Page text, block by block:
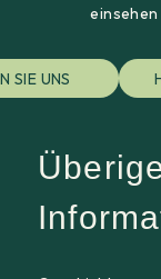
einsehen
SIE UNS